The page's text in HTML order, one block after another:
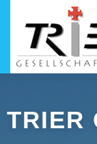
TRIER